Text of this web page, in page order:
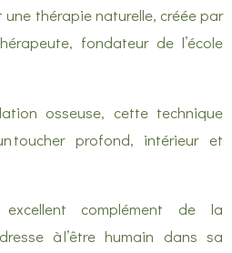
thérapie naturelle, créée par
fondateur de l’école
osseuse, cette technique
toucher profond, intérieur et
excellent complément de la
à l’être humain dans sa